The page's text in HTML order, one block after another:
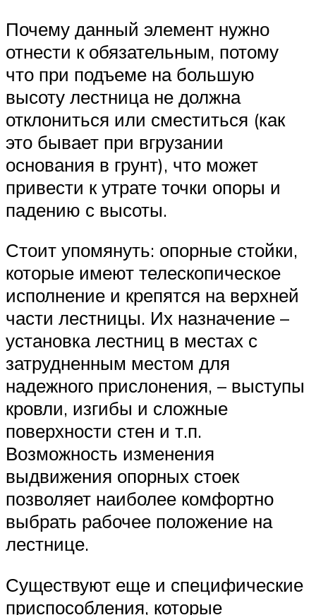
Почему данный элемент нужно
отнести к обязательным, потому
что при подъеме на большую
высоту лестница не должна
отклониться или сместиться (как
это бывает при вгрузании
основания в грунт), что может
привести к утрате точки опоры и
падению с высоты.
Стоит упомянуть: опорные стойки,
которые имеют телескопическое
исполнение и крепятся на верхней
части лестницы. Их назначение –
установка лестниц в местах с
затрудненным местом для
надежного прислонения, – выступы
кровли, изгибы и сложные
поверхности стен и т.п.
Возможность изменения
выдвижения опорных стоек
позволяет наиболее комфортно
выбрать рабочее положение на
лестнице.
Существуют еще и специфические
приспособления, которые